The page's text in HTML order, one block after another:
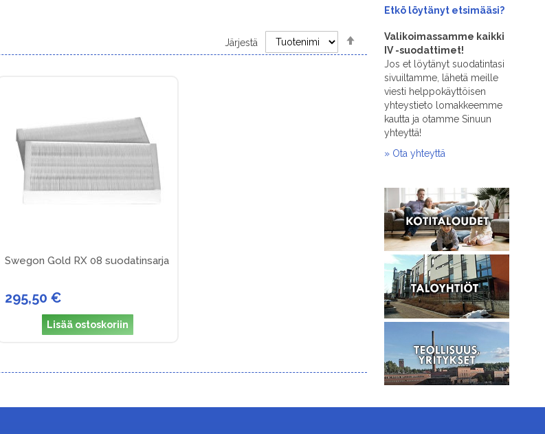
Järjestä
Descending
Direction
Swegon Gold RX 08 suodatinsarja
295,50 €
Lisää ostoskoriin
Etkö löytänyt etsimääsi?
Valikoimassamme kaikki
IV -suodattimet!
Jos et löytänyt suodatintasi
sivuiltamme, lähetä meille
viesti helppokäyttöisen
yhteystieto lomakkeemme
kautta ja otamme Sinuun
yhteyttä!
» Ota yhteyttä